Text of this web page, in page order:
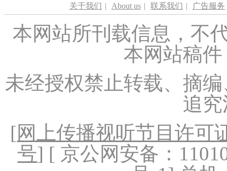
关于我们 | About us | 联系我们 | 广告服务
本网站所刊载信息，不
本网站稿
未经授权禁止转载、摘
追
[网上传播视听节目许可
号] [ 京公网安备：